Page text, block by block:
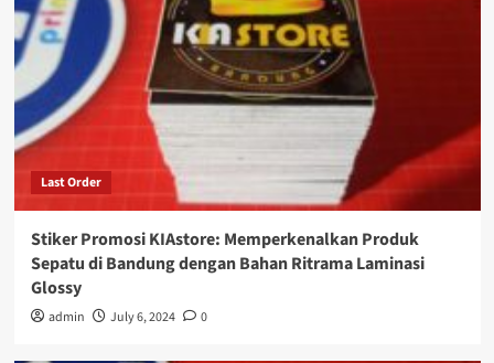
Last Order
Stiker Promosi KIAstore: Memperkenalkan Produk
Sepatu di Bandung dengan Bahan Ritrama Laminasi
Glossy
admin July 6, 2024 0